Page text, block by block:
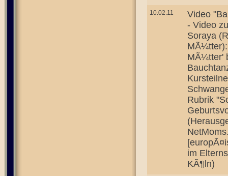
10.02.11
Video
- Video
Soraya
MÃ¼tter'
Rubrik
im
KÃ¶ln)